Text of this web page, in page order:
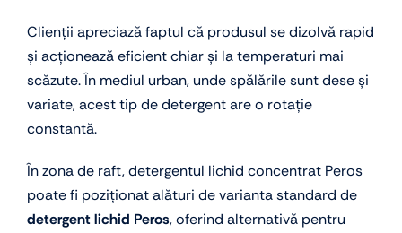
Clienții apreciază faptul că produsul se dizolvă rapid
și acționează eficient chiar și la temperaturi mai
scăzute. În mediul urban, unde spălările sunt dese și
variate, acest tip de detergent are o rotație
constantă.
În zona de raft, detergentul lichid concentrat Peros
poate fi poziționat alături de varianta standard de
detergent lichid Peros, oferind alternativă pentru